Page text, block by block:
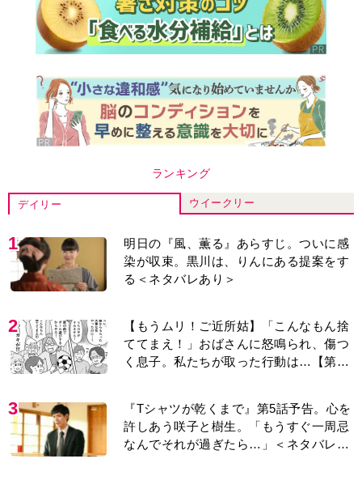
ランキング
デイリー ウイークリー
1
明日の『風、薫る』あらすじ。ついに感
染が収束。黒川は、りんにある提案をす
る＜ネタバレあり＞
2
【もうムリ！ご近所姑】「こんなもん捨
ててまえ！」おばさんに怒鳴られ、傷つ
く息子。私たちが取った行動は…【第3
3
『Tシャツが乾くまで』第5話予告。心を
許しあう咲子と樹生。「もうすぐ一周忌
なんでそれが過ぎたら…」＜ネタバレあ